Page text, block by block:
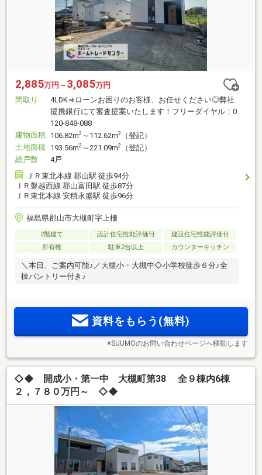
2,885万円～ 3,085万円
間取り
4LDK⇒ローンお困りのお客様、お任せください◎弊社
提携銀行にて審査提案いたします！フリーダイヤル：0
120-848-088
建物面積 106.82m2 ～112.62m2
（登記）
土地面積 193.56m2 ～221.09m2
（登記）
総戸数
4戸
ＪＲ東北本線 郡山駅 徒歩94分
ＪＲ磐越西線 郡山富田駅 徒歩87分
ＪＲ東北本線 安積永盛駅 徒歩96分
福島県郡山市大槻町字上柵
2階建て 設計住宅性能評価付
建設住宅性能評価付
所有権
駐車2台以上 カウンターキッチン
＼本日、ご案内可能♪／大槻小・大槻中◇小学校徒歩６分♪全
棟パントリー付き♪
資料をもらう(無料)
※SUUMOのお問い合わせページへ移動します
◇◆ 開成小・第一中 大槻町第38 全９棟内6棟
２，７８０万円～ ◇◆